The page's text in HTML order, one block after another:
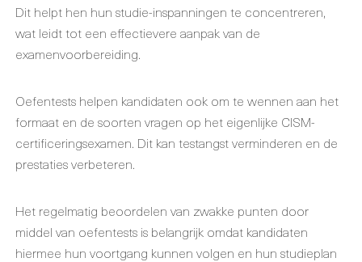
Dit helpt hen hun studie-inspanningen te concentreren,
wat leidt tot een effectievere aanpak van de
examenvoorbereiding.
Oefentests helpen kandidaten ook om te wennen aan het
formaat en de soorten vragen op het eigenlijke CISM-
certificeringsexamen. Dit kan testangst verminderen en de
prestaties verbeteren.
Het regelmatig beoordelen van zwakke punten door
middel van oefentests is belangrijk omdat kandidaten
hiermee hun voortgang kunnen volgen en hun studieplan